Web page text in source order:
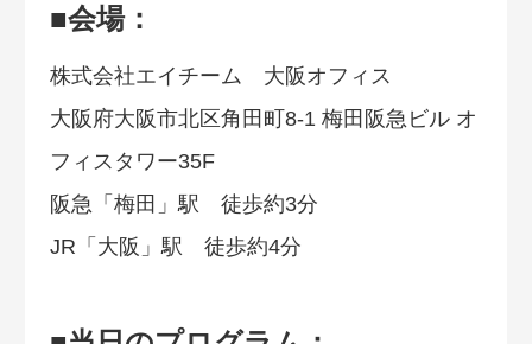
■会場：
株式会社エイチーム 大阪オフィス
大阪府大阪市北区角田町8-1 梅田阪急ビル オ
フィスタワー35F
阪急「梅田」駅 徒歩約3分
JR「大阪」駅 徒歩約4分